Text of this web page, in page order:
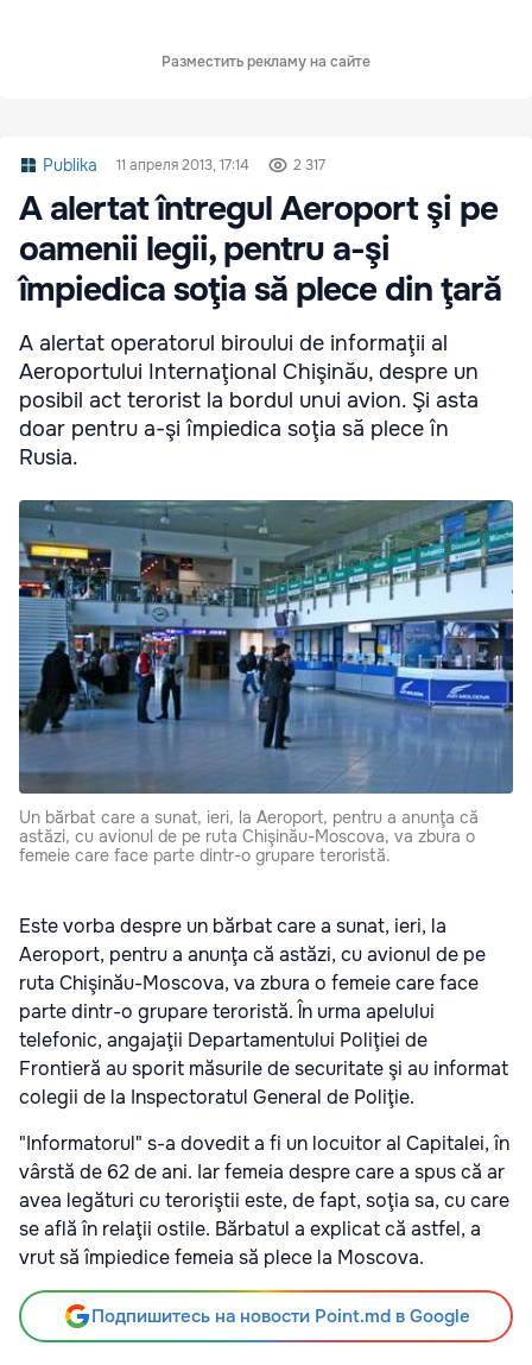
Разместить рекламу на сайте
Publika 11 апреля 2013, 17:14 2 317
A alertat întregul Aeroport şi pe
oamenii legii, pentru a-şi
împiedica soţia să plece din ţară
A alertat operatorul biroului de informaţii al
Aeroportului Internaţional Chişinău, despre un
posibil act terorist la bordul unui avion. Şi asta
doar pentru a-şi împiedica soţia să plece în
Rusia.
Un bărbat care a sunat, ieri, la Aeroport, pentru a anunţa că
astăzi, cu avionul de pe ruta Chişinău-Moscova, va zbura o
femeie care face parte dintr-o grupare teroristă.
Este vorba despre un bărbat care a sunat, ieri, la
Aeroport, pentru a anunţa că astăzi, cu avionul de pe
ruta Chişinău-Moscova, va zbura o femeie care face
parte dintr-o grupare teroristă. În urma apelului
telefonic, angajaţii Departamentului Poliţiei de
Frontieră au sporit măsurile de securitate şi au informat
colegii de la Inspectoratul General de Poliţie.
"Informatorul" s-a dovedit a fi un locuitor al Capitalei, în
vârstă de 62 de ani. Iar femeia despre care a spus că ar
avea legături cu teroriştii este, de fapt, soţia sa, cu care
se află în relaţii ostile. Bărbatul a explicat că astfel, a
vrut să împiedice femeia să plece la Moscova.
Подпишитесь на новости Point.md в Google